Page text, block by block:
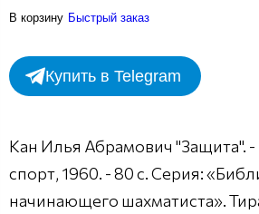
В корзину Быстрый заказ
Купить в Telegram
Кан Илья Абрамович "Защита".
спорт, 1960. - 80 с. Серия:
начинающего шахматиста».